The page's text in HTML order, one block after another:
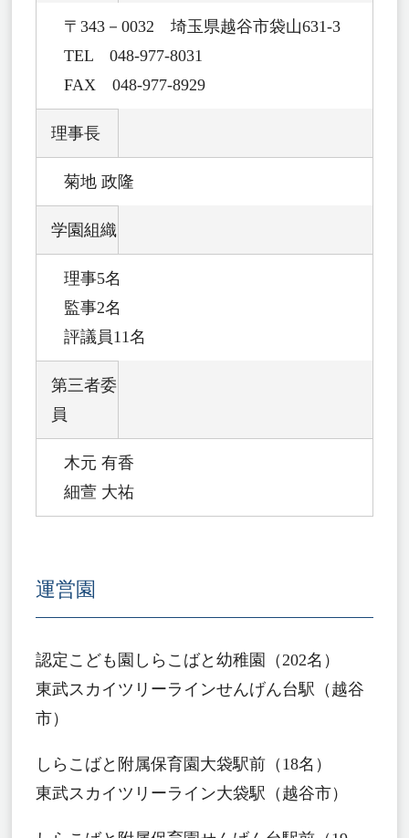
〒343－0032 埼玉県越谷市袋山631-3
TEL 048-977-8031
FAX 048-977-8929
理事長
菊地 政隆
学園組織
理事5名
監事2名
評議員11名
第三者委
員
木元 有香
細萱 大祐
運営園
認定こども園しらこばと幼稚園（202名）
東武スカイツリーラインせんげん台駅（越谷
市）
しらこばと附属保育園大袋駅前（18名）
東武スカイツリーライン大袋駅（越谷市）